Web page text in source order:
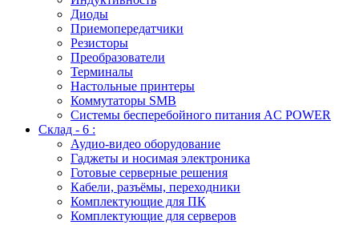
Диоды
Приемопередатчики
Резисторы
Преобразователи
Терминалы
Настольные принтеры
Коммутаторы SMB
Системы бесперебойного питания AC POWER
Склад - 6 :
Аудио-видео оборудование
Гаджеты и носимая электроника
Готовые серверные решения
Кабели, разъёмы, переходники
Комплектующие для ПК
Комплектующие для серверов